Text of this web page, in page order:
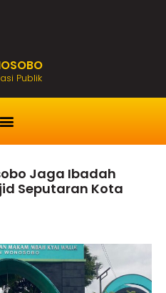
Publik
Jaga Ibadah
Seputaran Kota